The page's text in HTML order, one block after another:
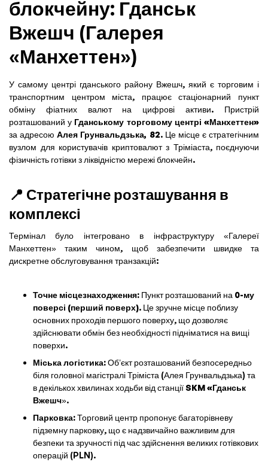
блокчейну: Гданськ
Вжешч (Галерея
«Манхеттен»)
У самому центрі гданського району Вжешч, який є торговим і
транспортним центром міста, працює стаціонарний пункт
обміну фіатних валют на цифрові активи. Пристрій
розташований у Гданському торговому центрі «Манхеттен»
за адресоюАлея Грунвальдзька, 82. Це місце є стратегічним
вузлом для користувачів криптовалют з Тріміаста, поєднуючи
фізичність готівки з ліквідністю мережі блокчейн.
📍 Стратегічне розташування в
комплексі
Термінал було інтегровано в інфраструктуру «Галереї
Манхеттен» таким чином, щоб забезпечити швидке та
дискретне обслуговування транзакцій:
Точне місцезнаходження: Пункт розташований на 0-му
поверсі (перший поверх). Це зручне місце поблизу
основних проходів першого поверху, що дозволяє
здійснювати обмін без необхідності підніматися на вищі
поверхи.
Міська логістика:Об’єкт розташований безпосередньо
біля головної магістралі Тріміста (Алея Грунвальдзька) та
в декількох хвилинах ходьби від станціїSKM «Гданськ
Вжешч».
Парковка:Торговий центр пропонує багаторівневу
підземну парковку, що є надзвичайно важливим для
безпеки та зручності під час здійснення великих готівкових
операцій (PLN).